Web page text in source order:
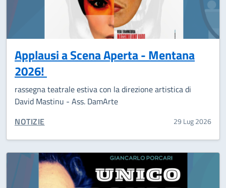
Applausi a Scena Aperta - Mentana
2026!
rassegna teatrale estiva con la direzione artistica di
David Mastinu - Ass. DamArte
CATEGORIA CORRELATA:
NOTIZIE 29 Lug 2026